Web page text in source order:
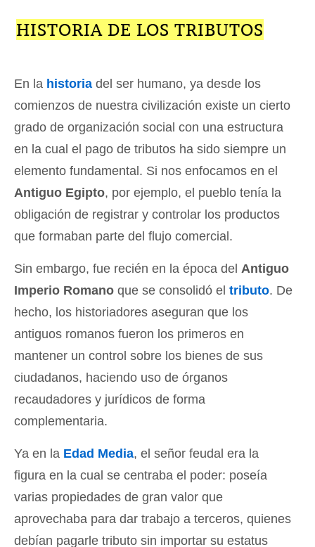
HISTORIA DE LOS TRIBUTOS
En la historia del ser humano, ya desde los
comienzos de nuestra civilización existe un cierto
grado de organización social con una estructura
en la cual el pago de tributos ha sido siempre un
elemento fundamental. Si nos enfocamos en el
Antiguo Egipto, por ejemplo, el pueblo tenía la
obligación de registrar y controlar los productos
que formaban parte del flujo comercial.
Sin embargo, fue recién en la época del Antiguo
Imperio Romano que se consolidó el tributo. De
hecho, los historiadores aseguran que los
antiguos romanos fueron los primeros en
mantener un control sobre los bienes de sus
ciudadanos, haciendo uso de órganos
recaudadores y jurídicos de forma
complementaria.
Ya en la Edad Media, el señor feudal era la
figura en la cual se centraba el poder: poseía
varias propiedades de gran valor que
aprovechaba para dar trabajo a terceros, quienes
debían pagarle tributo sin importar su estatus